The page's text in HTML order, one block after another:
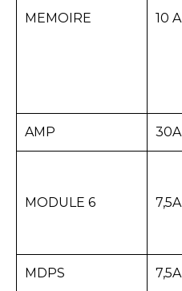
MEMOIRE 10 A
AMP 30A
MODULE 6 7,5A
MDPS 7,5A